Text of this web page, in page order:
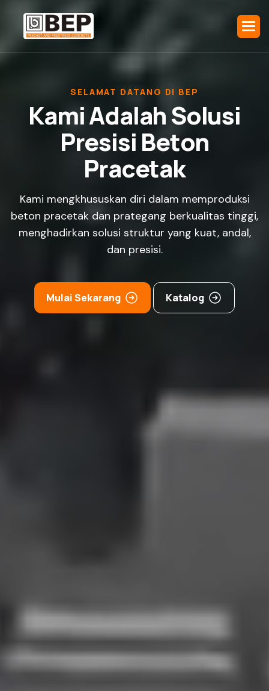
SELAMAT DATANG DI BEP
KamiAdalahSolusi
Presisi Beton
Pracetak
Kami mengkhususkan diri dalam memproduksi
beton pracetak dan prategang berkualitas tinggi,
menghadirkan solusi struktur yang kuat, andal,
dan presisi.
Mulai Sekarang Katalog